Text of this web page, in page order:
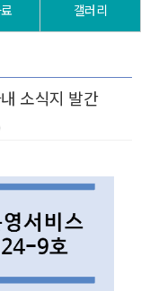
갤러리
소식지 발간